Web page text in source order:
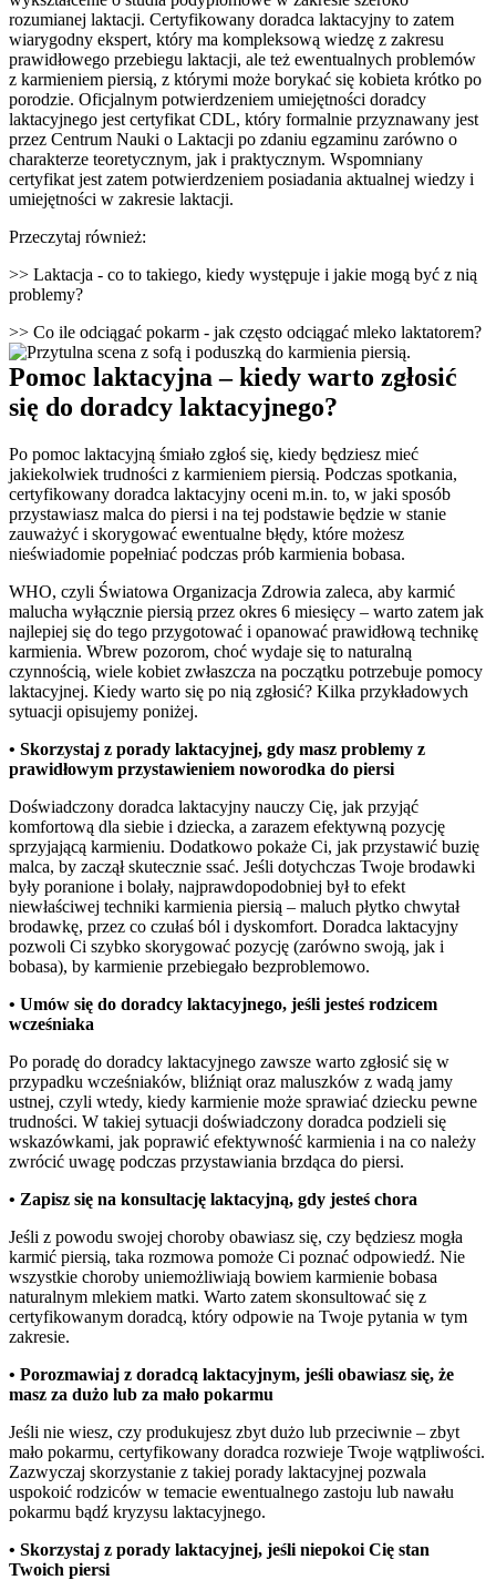
rozumianej laktacji. Certyfikowany doradca laktacyjny to zatem
wiarygodny ekspert, który ma kompleksową wiedzę z zakresu
prawidłowego przebiegu laktacji, ale też ewentualnych problemów
z karmieniem piersią, z którymi może borykać się kobieta krótko po
porodzie. Oficjalnym potwierdzeniem umiejętności doradcy
laktacyjnego jest certyfikat CDL, który formalnie przyznawany jest
przez Centrum Nauki o Laktacji po zdaniu egzaminu zarówno o
charakterze teoretycznym, jak i praktycznym. Wspomniany
certyfikat jest zatem potwierdzeniem posiadania aktualnej wiedzy i
umiejętności w zakresie laktacji.
Przeczytaj również:
>> Laktacja - co to takiego, kiedy występuje i jakie mogą być z nią
problemy?
>> Co ile odciągać pokarm - jak często odciągać mleko laktatorem?
Pomoc laktacyjna – kiedy warto zgłosić
się do doradcy laktacyjnego?
Po pomoc laktacyjną śmiało zgłoś się, kiedy będziesz mieć
jakiekolwiek trudności z karmieniem piersią. Podczas spotkania,
certyfikowany doradca laktacyjny oceni m.in. to, w jaki sposób
przystawiasz malca do piersi i na tej podstawie będzie w stanie
zauważyć i skorygować ewentualne błędy, które możesz
nieświadomie popełniać podczas prób karmienia bobasa.
WHO, czyli Światowa Organizacja Zdrowia zaleca, aby karmić
malucha wyłącznie piersią przez okres 6 miesięcy – warto zatem jak
najlepiej się do tego przygotować i opanować prawidłową technikę
karmienia. Wbrew pozorom, choć wydaje się to naturalną
czynnością, wiele kobiet zwłaszcza na początku potrzebuje pomocy
laktacyjnej. Kiedy warto się po nią zgłosić? Kilka przykładowych
sytuacji opisujemy poniżej.
• Skorzystaj z porady laktacyjnej, gdy masz problemy z
prawidłowym przystawieniem noworodka do piersi
Doświadczony doradca laktacyjny nauczy Cię, jak przyjąć
komfortową dla siebie i dziecka, a zarazem efektywną pozycję
sprzyjającą karmieniu. Dodatkowo pokaże Ci, jak przystawić buzię
malca, by zaczął skutecznie ssać. Jeśli dotychczas Twoje brodawki
były poranione i bolały, najprawdopodobniej był to efekt
niewłaściwej techniki karmienia piersią – maluch płytko chwytał
brodawkę, przez co czułaś ból i dyskomfort. Doradca laktacyjny
pozwoli Ci szybko skorygować pozycję (zarówno swoją, jak i
bobasa), by karmienie przebiegało bezproblemowo.
• Umów się do doradcy laktacyjnego, jeśli jesteś rodzicem
wcześniaka
Po poradę do doradcy laktacyjnego zawsze warto zgłosić się w
przypadku wcześniaków, bliźniąt oraz maluszków z wadą jamy
ustnej, czyli wtedy, kiedy karmienie może sprawiać dziecku pewne
trudności. W takiej sytuacji doświadczony doradca podzieli się
wskazówkami, jak poprawić efektywność karmienia i na co należy
zwrócić uwagę podczas przystawiania brzdąca do piersi.
• Zapisz się na konsultację laktacyjną, gdy jesteś chora
Jeśli z powodu swojej choroby obawiasz się, czy będziesz mogła
karmić piersią, taka rozmowa pomoże Ci poznać odpowiedź. Nie
wszystkie choroby uniemożliwiają bowiem karmienie bobasa
naturalnym mlekiem matki. Warto zatem skonsultować się z
certyfikowanym doradcą, który odpowie na Twoje pytania w tym
zakresie.
• Porozmawiaj z doradcą laktacyjnym, jeśli obawiasz się, że
masz za dużo lub za mało pokarmu
Jeśli nie wiesz, czy produkujesz zbyt dużo lub przeciwnie – zbyt
mało pokarmu, certyfikowany doradca rozwieje Twoje wątpliwości.
Zazwyczaj skorzystanie z takiej porady laktacyjnej pozwala
uspokoić rodziców w temacie ewentualnego zastoju lub nawału
pokarmu bądź kryzysu laktacyjnego.
• Skorzystaj z porady laktacyjnej, jeśli niepokoi Cię stan
Twoich piersi